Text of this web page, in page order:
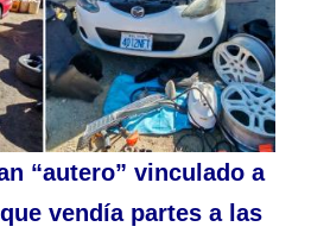
“autero” vinculado a
vendía partes a las